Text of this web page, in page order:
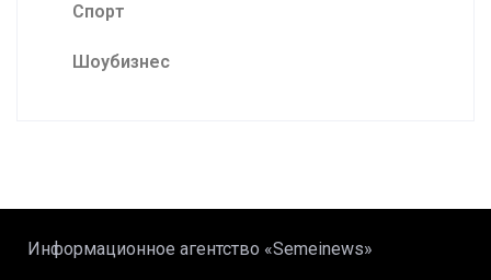
Спорт
Шоубизнес
Информационное агентство «Semeinews»